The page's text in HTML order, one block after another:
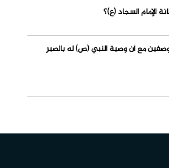
الإمام السجاد (ع)؟
مع أن وصية النبي (ص) له بالصبر